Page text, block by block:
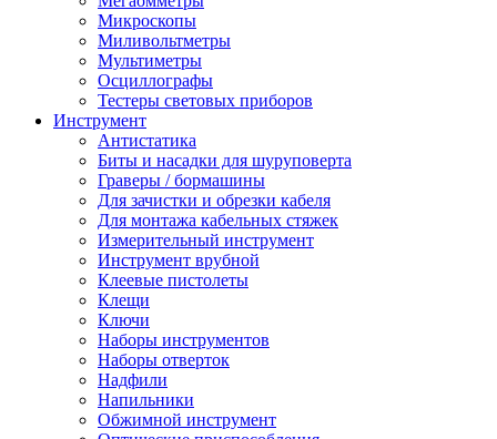
Микроскопы
Миливольтметры
Мультиметры
Осциллографы
Тестеры световых приборов
Инструмент
Антистатика
Биты и насадки для шуруповерта
Граверы / бормашины
Для зачистки и обрезки кабеля
Для монтажа кабельных стяжек
Измерительный инструмент
Инструмент врубной
Клеевые пистолеты
Клещи
Ключи
Наборы инструментов
Наборы отверток
Надфили
Напильники
Обжимной инструмент